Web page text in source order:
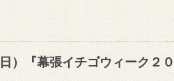
）『幕張イチゴウィーク２